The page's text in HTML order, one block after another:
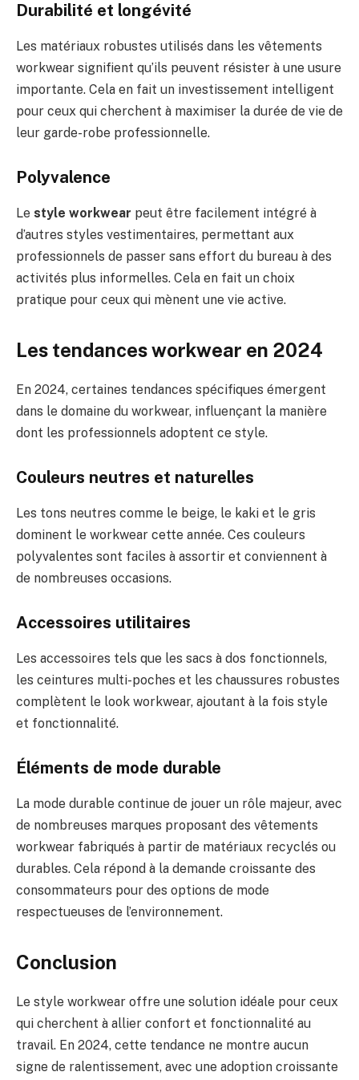
Durabilité et longévité
Les matériaux robustes utilisés dans les vêtements
workwear signifient qu’ils peuvent résister à une usure
importante. Cela en fait un investissement intelligent
pour ceux qui cherchent à maximiser la durée de vie de
leur garde-robe professionnelle.
Polyvalence
Le style workwear peut être facilement intégré à
d’autres styles vestimentaires, permettant aux
professionnels de passer sans effort du bureau à des
activités plus informelles. Cela en fait un choix
pratique pour ceux qui mènent une vie active.
Les tendances workwear en 2024
En 2024, certaines tendances spécifiques émergent
dans le domaine du workwear, influençant la manière
dont les professionnels adoptent ce style.
Couleurs neutres et naturelles
Les tons neutres comme le beige, le kaki et le gris
dominent le workwear cette année. Ces couleurs
polyvalentes sont faciles à assortir et conviennent à
de nombreuses occasions.
Accessoires utilitaires
Les accessoires tels que les sacs à dos fonctionnels,
les ceintures multi-poches et les chaussures robustes
complètent le look workwear, ajoutant à la fois style
et fonctionnalité.
Éléments de mode durable
La mode durable continue de jouer un rôle majeur, avec
de nombreuses marques proposant des vêtements
workwear fabriqués à partir de matériaux recyclés ou
durables. Cela répond à la demande croissante des
consommateurs pour des options de mode
respectueuses de l’environnement.
Conclusion
Le style workwear offre une solution idéale pour ceux
qui cherchent à allier confort et fonctionnalité au
travail. En 2024, cette tendance ne montre aucun
signe de ralentissement, avec une adoption croissante